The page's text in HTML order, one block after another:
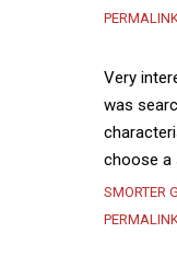
Very
was
choose a
SMORTER